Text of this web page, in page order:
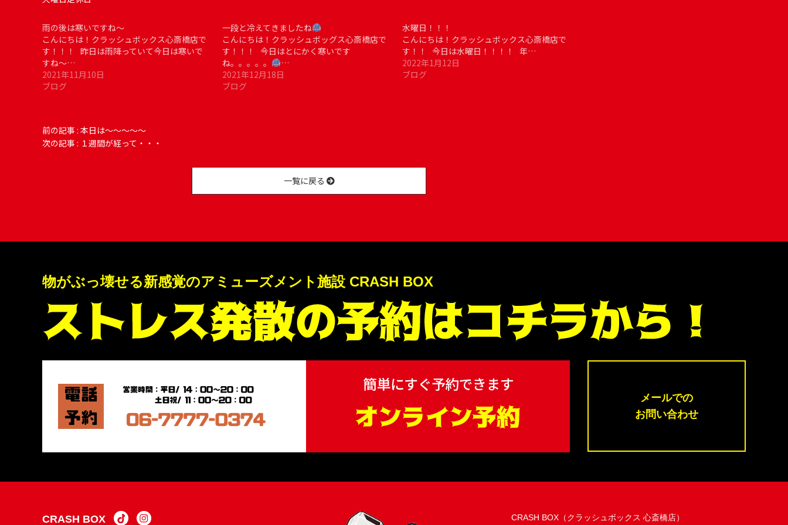
雨の後は寒いですね～
こんにちは！クラッシュボックス心斎橋店で
す！！！ 昨日は雨降っていて今日は寒いで
すね～…
2021年11月10日
ブログ
一段と冷えてきましたね
こんにちは！クラッシュボッグス心斎橋店で
す！！！ 今日はとにかく寒いです
ね。。。。。
…
2021年12月18日
ブログ
水曜日！！！
こんにちは！クラッシュボックス心斎橋店で
す！！ 今日は水曜日！！！！ 年…
2022年1月12日
ブログ
前の記事 : 本日は～～～～～
次の記事 : １週間が経って・・・
一覧に戻る
物がぶっ壊せる新感覚のアミューズメント施設 CRASH BOX
メールでの
お問い合わせ
CRASH BOX CRASH BOX（クラッシュボックス 心斎橋店）